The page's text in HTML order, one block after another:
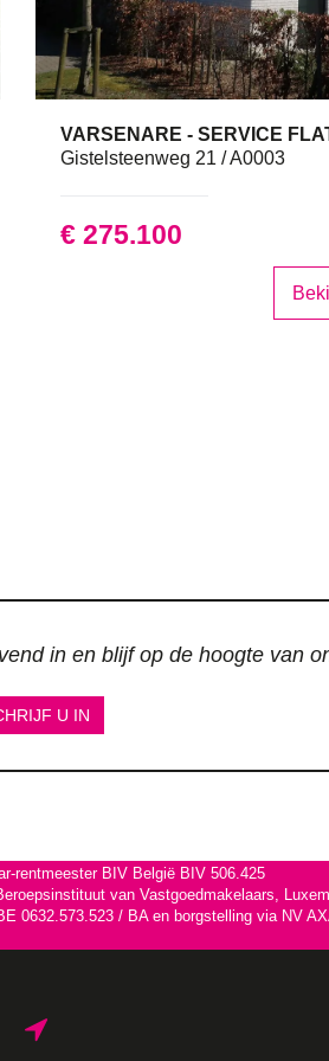
62
VARSENARE - SERVICE
Gistelsteenweg 21 / A0003
€ 275.100
in en blijf op de hoogte van
U IN
rentmeester BIV België BIV 506.425
van Vastgoedmakelaars,
0632.573.523 / BA en borgstelling via NV